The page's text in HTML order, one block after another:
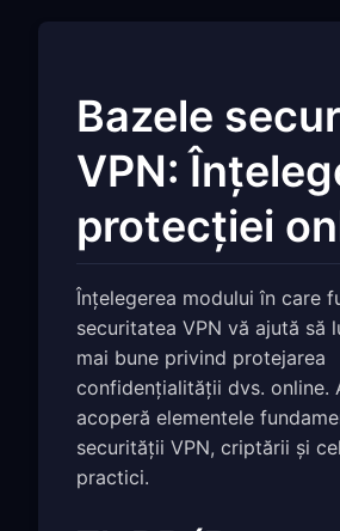
Bazele
VPN:
protecției
Înțelegerea modului în care
securitatea VPN vă ajută să
mai bune privind protejarea
confidențialității dvs. online.
acoperă elementele
securității VPN, criptării și
practici.